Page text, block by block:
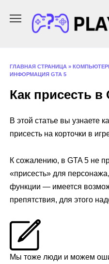
содержанию
ГЛАВНАЯ СТРАНИЦА »
ИНФОРМАЦИЯ GTA 5
Как присесть в
В этой статье вы узнаете
присесть на корточки в
К сожалению, в GTA 5 не
«присесть» для
функции — имеется
препятствия, для этого
Мы тоже люди и можем